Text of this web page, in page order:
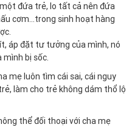
đứa trẻ, lo tất cả nên đứa
cơm…trong sinh hoạt hàng
áp đặt tư tưởng của mình, nó
bị sốc.
mẹ luôn tìm cái sai, cái nguy
làm cho trẻ không dám thổ lộ
thể đối thoại với cha mẹ